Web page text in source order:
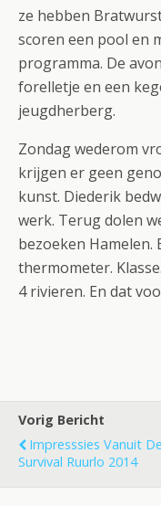
ze hebben
scoren een pool en
programma. De
forelletje en een
jeugdherberg.
Zondag wederom
krijgen er geen
kunst. Diederik
werk. Terug dolen
bezoeken Hamelen.
thermometer.
4 rivieren. En dat
Vorig Bericht
Impresssies Vanuit De
Survival Ruurlo 2014